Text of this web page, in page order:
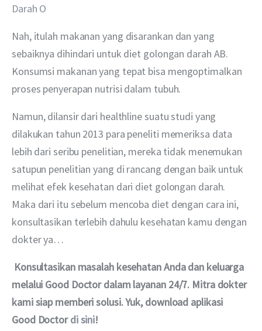
Darah O
Nah, itulah makanan yang disarankan dan yang
sebaiknya dihindari untuk diet golongan darah AB.
Konsumsi makanan yang tepat bisa mengoptimalkan
proses penyerapan nutrisi dalam tubuh.
Namun, dilansir dari healthline suatu studi yang
dilakukan tahun 2013 para peneliti memeriksa data
lebih dari seribu penelitian, mereka tidak menemukan
satupun penelitian yang di rancang dengan baik untuk
melihat efek kesehatan dari diet golongan darah.
Maka dari itu sebelum mencoba diet dengan cara ini,
konsultasikan terlebih dahulu kesehatan kamu dengan
dokter ya…
Konsultasikan masalah kesehatan Anda dan keluarga
melalui Good Doctor dalam layanan 24/7. Mitra dokter
kami siap memberi solusi. Yuk, download aplikasi
Good Doctor di sini!